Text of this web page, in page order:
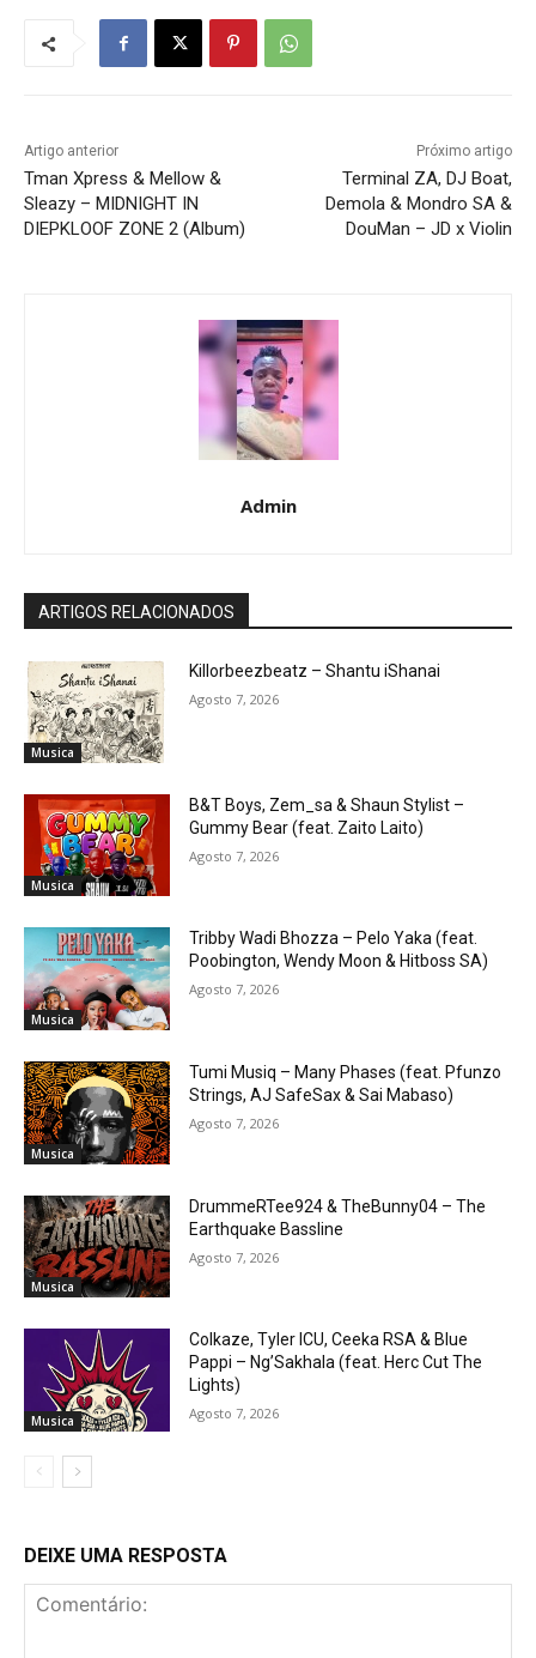
Artigo anterior
Tman Xpress & Mellow &
Sleazy – MIDNIGHT IN
DIEPKLOOF ZONE 2 (Album)
Próximo artigo
Terminal ZA, DJ Boat,
Demola & Mondro SA &
DouMan – JD x Violin
Admin
ARTIGOS RELACIONADOS
Musica
Killorbeezbeatz – Shantu iShanai
Agosto 7, 2026
Musica
B&T Boys, Zem_sa & Shaun Stylist –
Gummy Bear (feat. Zaito Laito)
Agosto 7, 2026
Musica
Tribby Wadi Bhozza – Pelo Yaka (feat.
Poobington, Wendy Moon & Hitboss SA)
Agosto 7, 2026
Musica
Tumi Musiq – Many Phases (feat. Pfunzo
Strings, AJ SafeSax & Sai Mabaso)
Agosto 7, 2026
Musica
DrummeRTee924 & TheBunny04 – The
Earthquake Bassline
Agosto 7, 2026
Musica
Colkaze, Tyler ICU, Ceeka RSA & Blue
Pappi – Ng’Sakhala (feat. Herc Cut The
Lights)
Agosto 7, 2026
DEIXE UMA RESPOSTA